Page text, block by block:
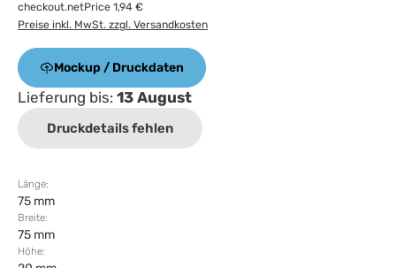
checkout.netPrice 1,94 €
Preise inkl. MwSt. zzgl. Versandkosten
Mockup / Druckdaten
Lieferung bis: 13 August
Druckdetails fehlen
Länge:
75 mm
Breite:
75 mm
Höhe: